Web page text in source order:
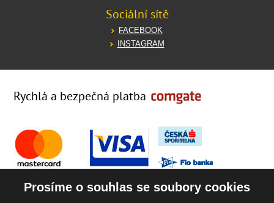
Sociální sítě
FACEBOOK
INSTAGRAM
Rychlá a bezpečná platba
Prosíme o souhlas se soubory cookies